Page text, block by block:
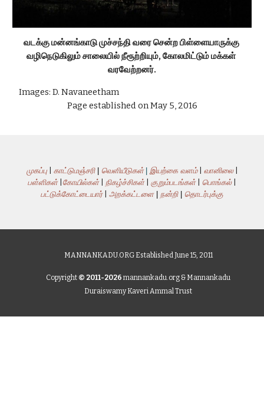
வடக்கு மன்னங்காடு முச்சந்தி வரை சென்ற பிள்ளையாருக்கு
வழிநெடுகிலும் சாலையில் நீரூற்றியும், கோலமிட்டும் மக்கள்
வரவேற்றனர்.
Images: D. Navaneetham
Page established on May 5, 2016
முகப்பு காட்டுமஞ்சரி வெளியீடுகள் இயற்கை வளம்| வானிலை|
பள்ளிகள்| கோயில்கள்| நிகழ்ச்சிகள் குறும்படங்கள்| பொங்கல்|
பட்டுக்கோட்டையார்| அறக்கட்டளை நன்றி தொடர்புக்கு
MANNANKADU.ORG Established June 15, 2011
Copyright © 2011-2026 mannankadu.org & Mannankadu
Duraiswamy Kaveri Ammal Trust